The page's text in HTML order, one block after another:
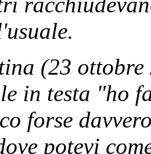
(23
in testa "ho
forse
potevi